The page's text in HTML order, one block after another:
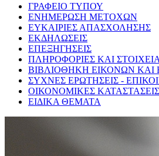
ΓΡΑΦΕΙΟ ΤΥΠΟΥ
ΕΝΗΜΕΡΩΣΗ ΜΕΤΟΧΩΝ
ΕΥΚΑΙΡΙΕΣ ΑΠΑΣΧΟΛΗΣΗΣ
ΕΚΔΗΛΩΣΕΙΣ
ΕΠΕΞΗΓΗΣΕΙΣ
ΠΛΗΡΟΦΟΡΙΕΣ ΚΑΙ
ΒΙΒΛΙΟΘΗΚΗ ΕΙΚΟΝΩΝ ΚΑΙ
ΣΥΧΝΕΣ ΕΡΩΤΗΣΕΙΣ -
ΟΙΚΟΝΟΜΙΚΕΣ ΚΑΤΑΣΤΑΣΕΙΣ
ΕΙΔΙΚΑ ΘΕΜΑΤΑ